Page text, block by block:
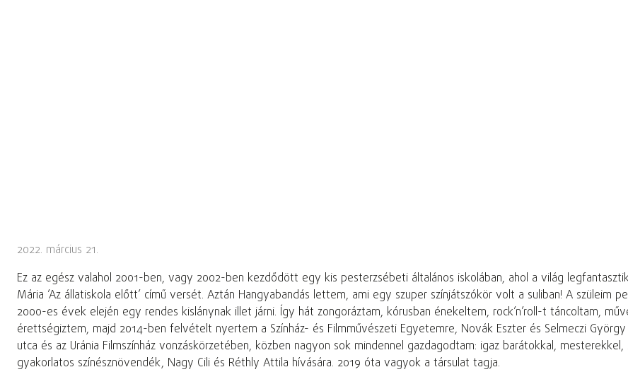
2022. március 21.
Ez az egész valahol 2001-ben, vagy 2002-ben kezdődött egy kis pesterzsébeti általános iskolában, ahol a világ
Mária ’Az állatiskola előtt’ című versét. Aztán Hangyabandás lettem, ami egy szuper színjátszókör volt a suliban! A szüleim
2000-es évek elején egy rendes kislánynak illet járni. Így hát zongoráztam, kórusban énekeltem, rock’n’roll-t táncoltam,
érettségiztem, majd 2014-ben felvételt nyertem a Színház- és Filmművészeti Egyetemre, Novák Eszter és Selmeczi
utca és az Uránia Filmszínház vonzáskörzetében, közben nagyon sok mindennel gazdagodtam: igaz barátokkal,
gyakorlatos színésznövendék, Nagy Cili és Réthly Attila hívására. 2019 óta vagyok a társulat tagja.